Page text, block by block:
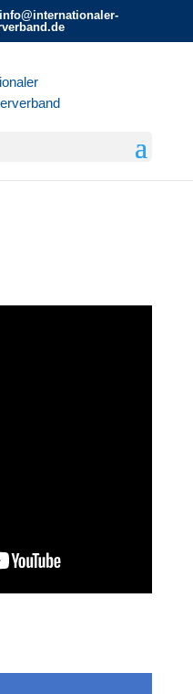
info@internationaler-